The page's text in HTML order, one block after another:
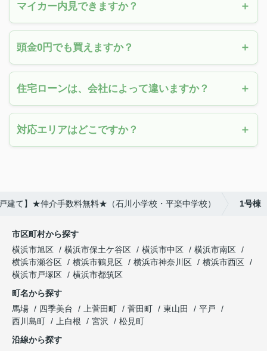
マイカー内見できますか？
頭金0円でも買えますか？
住宅ローンは、会社によって違いますか？
対応エリアはどこですか？
建て】★仲介手数料無料★（石川小学校・平楽中学校） 1号棟
市区町村から探す
横浜市旭区
横浜市保土ケ谷区 横浜市中区
横浜市南区
横浜市瀬谷区
横浜市鶴見区 横浜市神奈川区
横浜市西区
横浜市戸塚区
横浜市都筑区
町名から探す
馬場
四季美台 上菅田町 菅田町 東山田
平戸
西川島町
上白根 宮沢
松見町
沿線から探す